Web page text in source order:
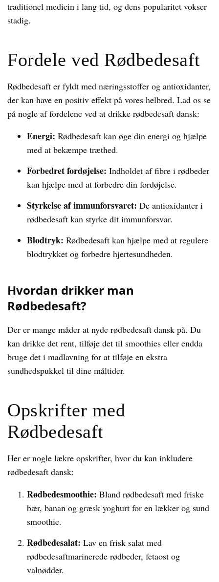
traditionel medicin i lang tid, og dens popularitet vokser
stadig.
Fordele ved Rødbedesaft
Rødbedesaft er fyldt med næringsstoffer og antioxidanter,
der kan have en positiv effekt på vores helbred. Lad os se
på nogle af fordelene ved at drikke rødbedesaft dansk:
Energi: Rødbedesaft kan øge din energi og hjælpe
med at bekæmpe træthed.
Forbedret fordøjelse: Indholdet af fibre i rødbeder
kan hjælpe med at forbedre din fordøjelse.
Styrkelse af immunforsvaret: De antioxidanter i
rødbedesaft kan styrke dit immunforsvar.
Blodtryk: Rødbedesaft kan hjælpe med at regulere
blodtrykket og forbedre hjertesundheden.
Hvordan drikker man
Rødbedesaft?
Der er mange måder at nyde rødbedesaft dansk på. Du
kan drikke det rent, tilføje det til smoothies eller endda
bruge det i madlavning for at tilføje en ekstra
sundhedspukkel til dine måltider.
Opskrifter med
Rødbedesaft
Her er nogle lækre opskrifter, hvor du kan inkludere
rødbedesaft dansk:
Rødbedesmoothie: Bland rødbedesaft med friske
bær, banan og græsk yoghurt for en lækker og sund
smoothie.
Rødbedesalat: Lav en frisk salat med
rødbedesaftmarinerede rødbeder, fetaost og
valnødder.